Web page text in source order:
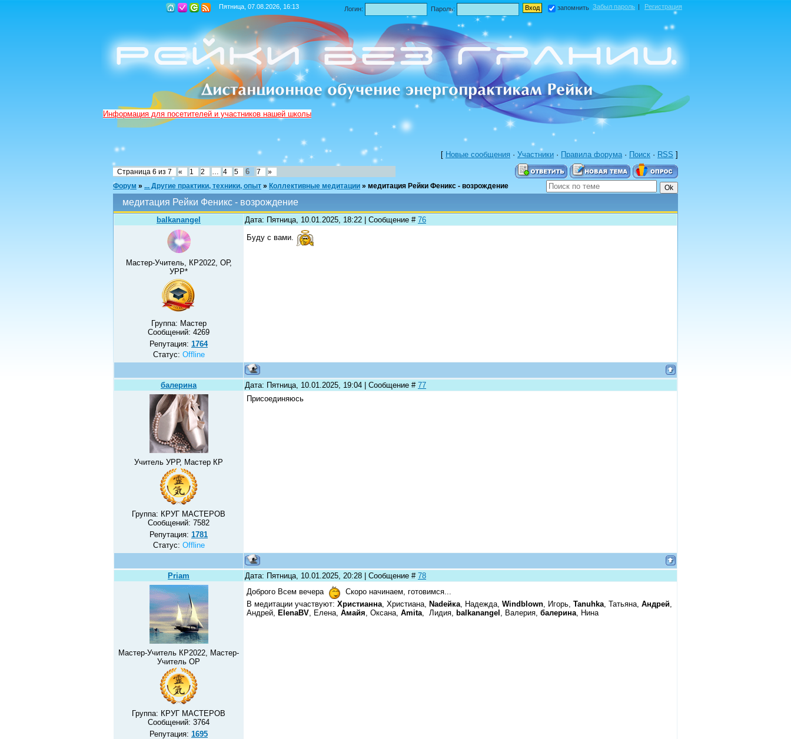
Пятница, 07.08.2026, 16:13 Логин: Пароль: запомнить Забыл пароль | Регистрация
Информация для посетителей и участников нашей школы
[ Новые сообщения · Участники · Правила форума · Поиск · RSS ]
Страница 6 из 7 « 1 2 4 5 6 7
»
Форум » ... Другие практики, техники, опыт » Коллективные медитации » медитация Рейки Феникс - возрождение
медитация Рейки Феникс - возрождение
balkanangel Дата: Пятница, 10.01.2025, 18:22 | Сообщение # 76
Мастер-Учитель, КР2022, ОР,
УРР*
Группа: Мастер
Сообщений: 4269
Репутация: 1764
Статус: Offline
Буду с вами.
балерина Дата: Пятница, 10.01.2025, 19:04 | Сообщение # 77
Учитель УРР, Мастер КР
Группа: КРУГ МАСТЕРОВ
Сообщений: 7582
Репутация: 1781
Статус: Offline
Присоединяюсь
Priam Дата: Пятница, 10.01.2025, 20:28 | Сообщение # 78
Мастер-Учитель КР2022, Мастер-
Учитель ОР
Группа: КРУГ МАСТЕРОВ
Сообщений: 3764
Репутация: 1695
Доброго Всем вечера
Скоро начинаем, готовимся...
В медитации участвуют: Христианна , Христиана, Nadeйка , Надежда, Windblown , Игорь, Tanuhka , Татьяна, Андрей
Андрей, ElenaBV , Елена, Амайя , Оксана, Amita , Лидия, balkanangel , Валерия, балерина , Нина